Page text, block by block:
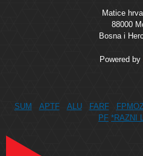
Matice
88000
Bosna i
Powered by
SUM APTF ALU FARF
PF *RAZNI